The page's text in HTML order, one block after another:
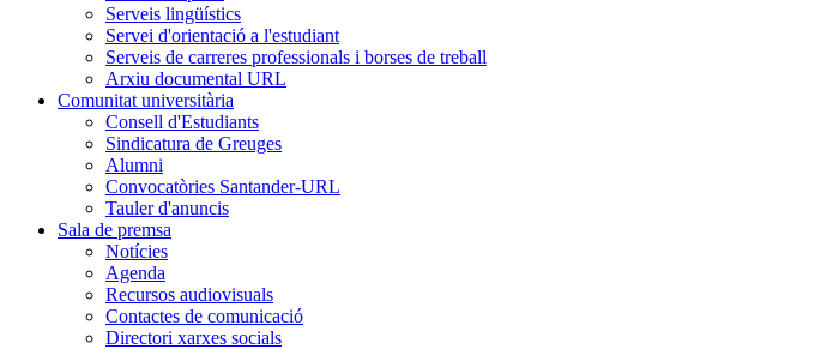
Serveis lingüístics
Servei d'orientació a l'estudiant
Serveis de carreres professionals i borses de treball
Arxiu documental URL
Comunitat universitària
Consell d'Estudiants
Sindicatura de Greuges
Alumni
Convocatòries Santander-URL
Tauler d'anuncis
Sala de premsa
Notícies
Agenda
Recursos audiovisuals
Contactes de comunicació
Directori xarxes socials